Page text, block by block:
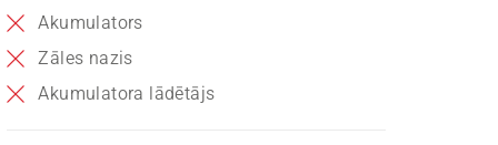
Akumulators
Zāles nazis
Akumulatora lādētājs